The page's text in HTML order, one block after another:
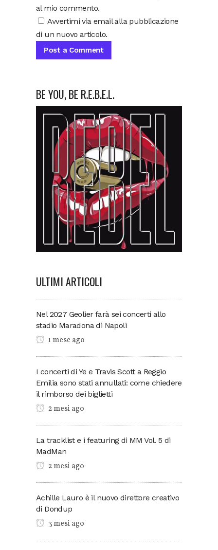
al mio commento.
Avvertimi via email alla pubblicazione
di un nuovo articolo.
BE YOU, BE R.E.B.E.L.
ULTIMI ARTICOLI
Nel 2027 Geolier farà sei concerti allo
stadio Maradona di Napoli
1 mese ago
I concerti di Ye e Travis Scott a Reggio
Emilia sono stati annullati: come chiedere
il rimborso dei biglietti
2 mesi ago
La tracklist e i featuring di MM Vol. 5 di
MadMan
2 mesi ago
Achille Lauro è il nuovo direttore creativo
di Dondup
3 mesi ago